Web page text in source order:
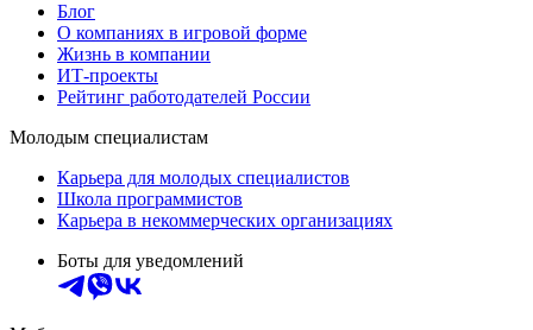
Блог
О компаниях в игровой форме
Жизнь в компании
ИТ-проекты
Рейтинг работодателей России
Молодым специалистам
Карьера для молодых специалистов
Школа программистов
Карьера в некоммерческих организациях
Боты для уведомлений